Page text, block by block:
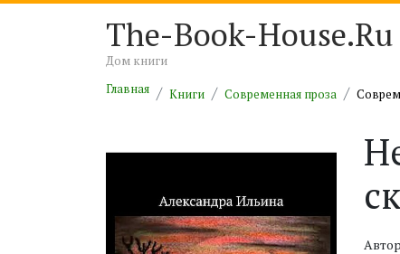
The-Book-House.Ru
Дом книги
Главная
Книги Современная проза